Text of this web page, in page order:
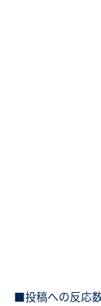
■投稿への反応